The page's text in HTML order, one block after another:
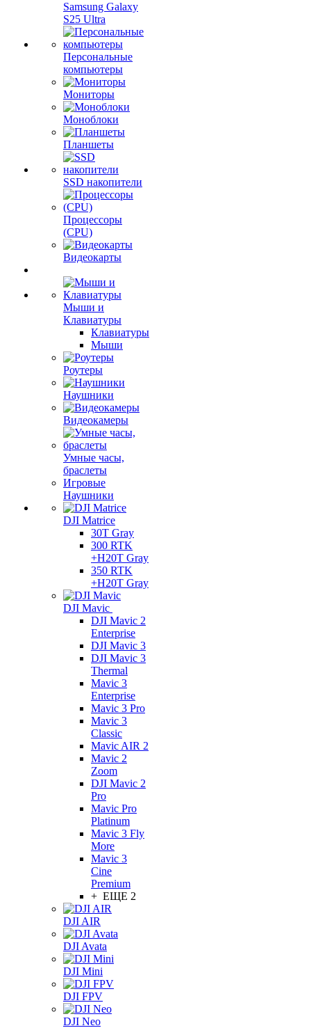
Samsung Galaxy
S25 Ultra
Персональные
компьютеры
Мониторы
Моноблоки
Планшеты
SSD накопители
Процессоры
(CPU)
Видеокарты
Мыши и
Клавиатуры
Клавиатуры
Мыши
Роутеры
Наушники
Видеокамеры
Умные часы,
браслеты
Игровые
Наушники
DJI Matrice
30T Gray
300 RTK
+H20T Gray
350 RTK
+H20T Gray
DJI Mavic
DJI Mavic 2
Enterprise
DJI Mavic 3
DJI Mavic 3
Thermal
Mavic 3
Enterprise
Mavic 3 Pro
Mavic 3
Сlassic
Mavic AIR 2
Mavic 2
Zoom
DJI Mavic 2
Pro
Mavic Pro
Platinum
Mavic 3 Fly
More
Mavic 3
Cine
Premium
+ ЕЩЕ 2
DJI AIR
DJI Avata
DJI Mini
DJI FPV
DJI Neo